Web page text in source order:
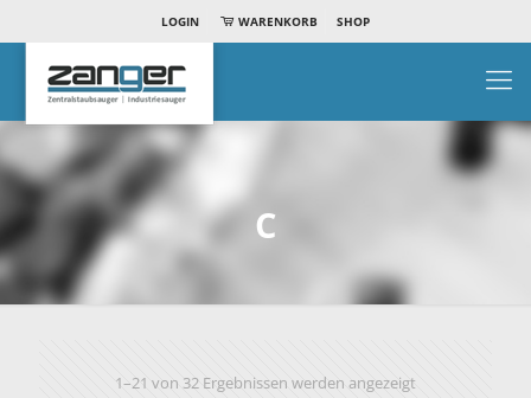
LOGIN WARENKORB SHOP
C
1–21 von 32 Ergebnissen werden angezeigt